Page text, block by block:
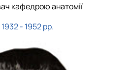
кафедрою анатомії
1932 - 1952 рр.